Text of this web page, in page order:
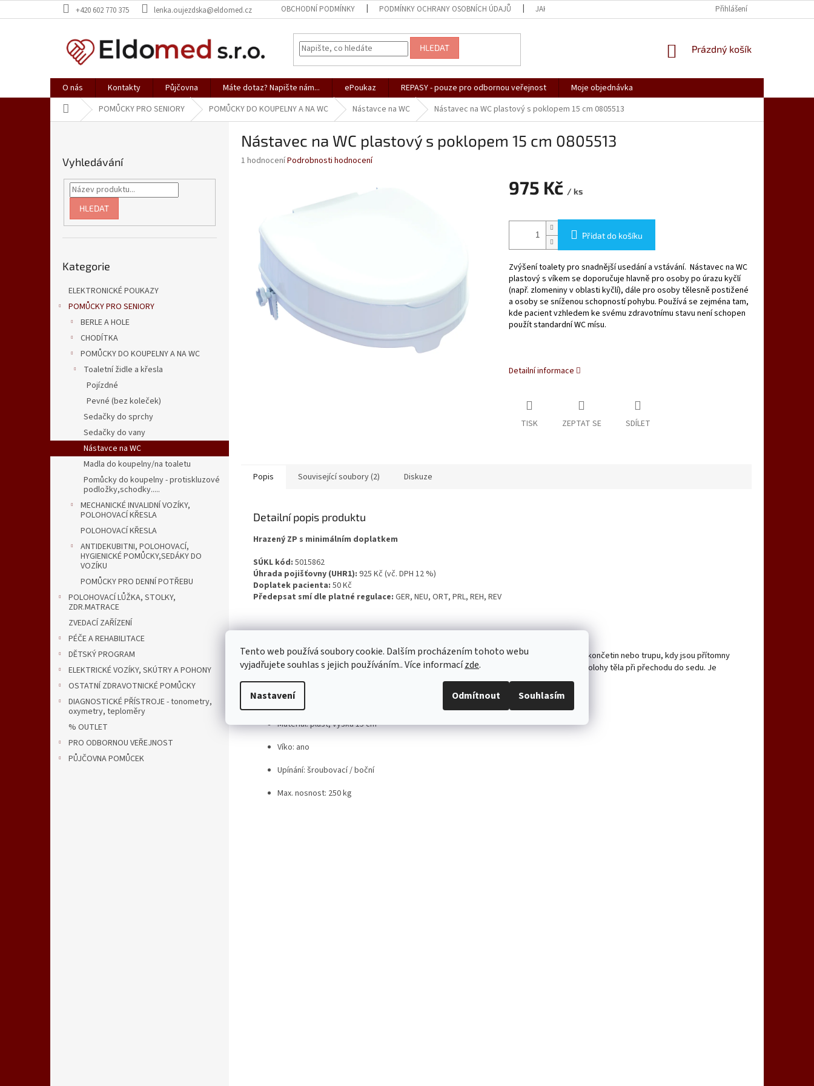
Tento web používá soubory cookie. Dalším procházením tohoto webu
vyjadřujete souhlas s jejich používáním.. Více informacízde.
Nastavení Odmítnout Souhlasím
na
+420 602 770 375 lenka.oujezdska@eldomed.cz OBCHODNÍ PODMÍNKY PODMÍNKY OCHRANY OSOBNÍCH ÚDAJŮ JAK NAKUPOVAT REKLAMACE, VRÁCENÍ ZBOŽÍ
Přihlášení
HLEDAT
NÁKUPNÍ
Prázdný košík
O nás Kontakty Půjčovna Máte dotaz? Napište nám... ePoukaz REPASY - pouze pro odbornou veřejnost
Moje objednávka
Domů POMŮCKY PRO SENIORY POMŮCKY DO KOUPELNY A NA WC Nástavce na WC Nástavec na WC plastový s poklopem 15 cm 0805513
Vyhledávání
HLEDAT
kategorie
Kategorie
ELEKTRONICKÉ POUKAZY
POMŮCKY PRO SENIORY
BERLE A HOLE
CHODÍTKA
POMŮCKY DO KOUPELNY A NA WC
Toaletní židle a křesla
Pojízdné
Pevné (bez koleček)
Sedačky do sprchy
Sedačky do vany
Nástavce na WC
Madla do koupelny/na toaletu
Pomůcky do koupelny - protiskluzové
podložky,schodky.....
MECHANICKÉ INVALIDNÍ VOZÍKY,
POLOHOVACÍ KŘESLA
POLOHOVACÍ KŘESLA
ANTIDEKUBITNI, POLOHOVACÍ,
HYGIENICKÉ POMŮCKY,SEDÁKY DO
VOZÍKU
POMŮCKY PRO DENNÍ POTŘEBU
POLOHOVACÍ LŮŽKA, STOLKY,
ZDR.MATRACE
ZVEDACÍ ZAŘÍZENÍ
PÉČE A REHABILITACE
DĚTSKÝ PROGRAM
ELEKTRICKÉ VOZÍKY, SKÚTRY A POHONY
OSTATNÍ ZDRAVOTNICKÉ POMŮCKY
DIAGNOSTICKÉ PŘÍSTROJE - tonometry,
oxymetry, teploměry
% OUTLET
PRO ODBORNOU VEŘEJNOST
PŮJČOVNA POMŮCEK
Nástavec na WC plastový s poklopem 15 cm 0805513
Průměrné
hvězdiček.
1 hodnoceníPodrobnosti hodnocení
975 Kč / ks
cena:
Přidat do košíku
Zvýšení toalety pro snadnější usedání a vstávání. Nástavec na WC
plastový s víkem se doporučuje hlavně pro osoby po úrazu kyčlí
(např. zlomeniny v oblasti kyčlí), dále pro osoby tělesně postižené
a osoby se sníženou schopností pohybu. Používá se zejména tam,
kde pacient vzhledem ke svému zdravotnímu stavu není schopen
použít standardní WC mísu.
Detailní informace
TISK ZEPTAT SE SDÍLET
Popis Související soubory (2) Diskuze
Detailní popis produktu
Hrazený ZP s minimálním doplatkem
SÚKL kód: 5015862
Úhrada pojišťovny (UHR1): 925 Kč (vč. DPH 12 %)
Doplatek pacienta: 50 Kč
Předepsat smí dle platné regulace: GER, NEU, ORT, PRL, REH, REV
Indikační omezení - Nástavec na WC je hrazen pacientům s poruchou funkce pohybu dolních končetin nebo trupu, kdy jsou přítomny
obtíže při usedání či vstávání ze standardní výšky WC, případně obtíže v udržení stability a polohy těla při přechodu do sedu. Je
hrazen také u pacientů po operacích páteře nebo kyčelních kloubů.
Technické parametry
Materiál: plast, výška 15 cm
Víko: ano
Upínání: šroubovací / boční
Max. nosnost: 250 kg